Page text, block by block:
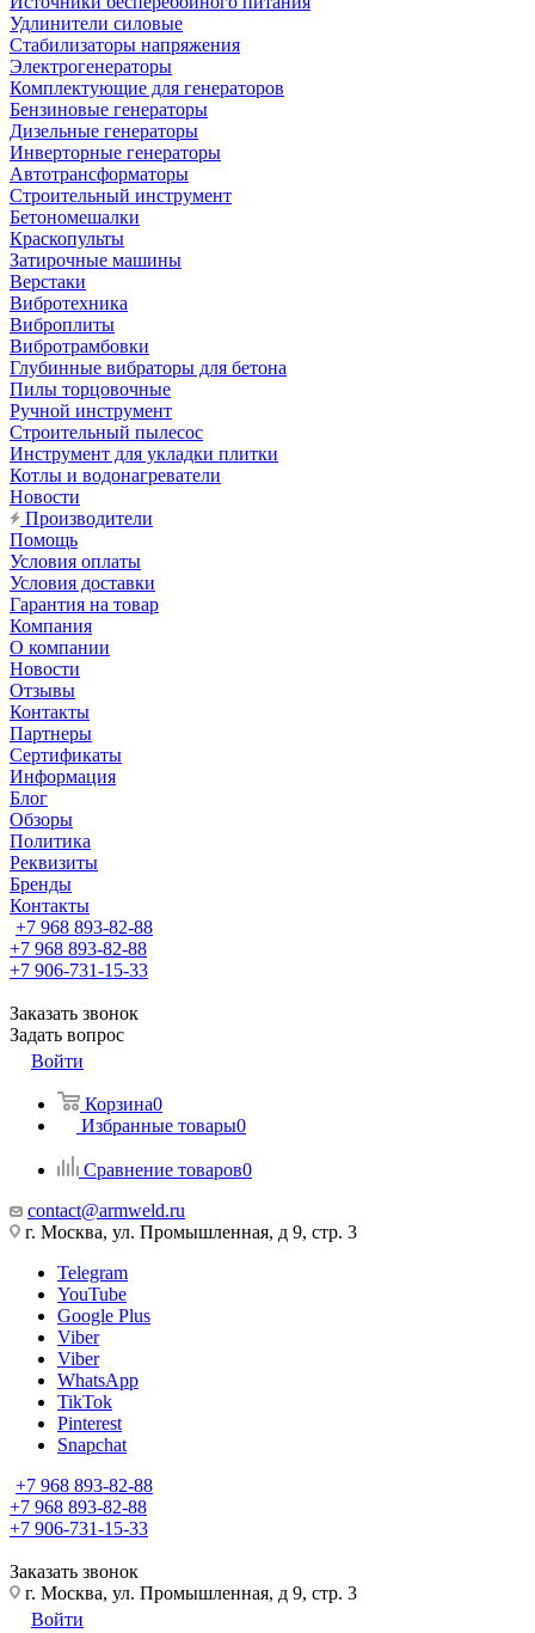
Удлинители силовые
Стабилизаторы напряжения
Электрогенераторы
Комплектующие для генераторов
Бензиновые генераторы
Дизельные генераторы
Инверторные генераторы
Автотрансформаторы
Строительный инструмент
Бетономешалки
Краскопульты
Затирочные машины
Верстаки
Вибротехника
Виброплиты
Вибротрамбовки
Глубинные вибраторы для бетона
Пилы торцовочные
Ручной инструмент
Строительный пылесос
Инструмент для укладки плитки
Котлы и водонагреватели
Новости
Производители
Помощь
Условия оплаты
Условия доставки
Гарантия на товар
Компания
О компании
Новости
Отзывы
Контакты
Партнеры
Сертификаты
Информация
Блог
Обзоры
Политика
Реквизиты
Бренды
Контакты
+7 968 893-82-88
+7 968 893-82-88
+7 906-731-15-33
Заказать звонок
Задать вопрос
Войти
Корзина0
Избранные товары0
Сравнение товаров0
contact@armweld.ru
г. Москва, ул. Промышленная, д 9, стр. 3
Telegram
YouTube
Google Plus
Viber
Viber
WhatsApp
TikTok
Pinterest
Snapchat
+7 968 893-82-88
+7 968 893-82-88
+7 906-731-15-33
Заказать звонок
г. Москва, ул. Промышленная, д 9, стр. 3
Войти